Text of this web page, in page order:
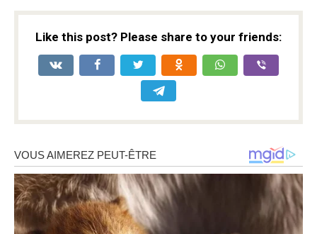
Like this post? Please share to your friends: